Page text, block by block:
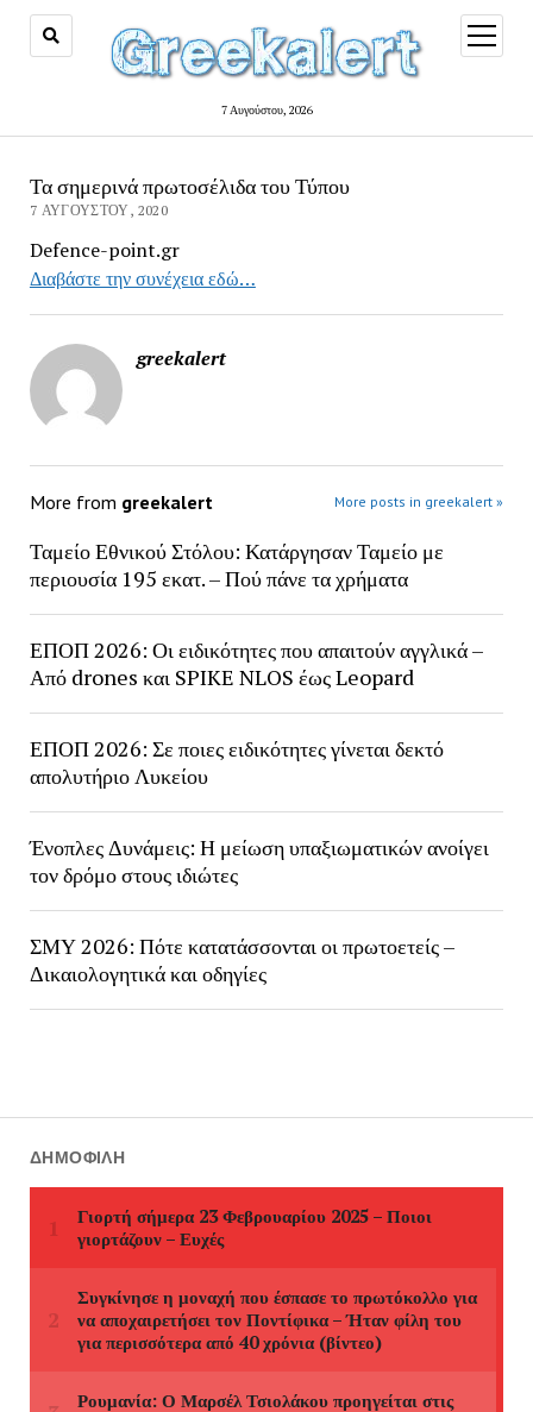
7 Αυγούστου, 2026
open
menu
Τα σημερινά πρωτοσέλιδα του Τύπου
7 ΑΥΓΟΎΣΤΟΥ, 2020
Defence-point.gr
Διαβάστε την συνέχεια εδώ…
greekalert
More from greekalert More posts in greekalert »
Ταμείο Εθνικού Στόλου: Κατάργησαν Ταμείο με
περιουσία 195 εκατ. – Πού πάνε τα χρήματα
ΕΠΟΠ 2026: Οι ειδικότητες που απαιτούν αγγλικά –
Από drones και SPIKE NLOS έως Leopard
ΕΠΟΠ 2026: Σε ποιες ειδικότητες γίνεται δεκτό
απολυτήριο Λυκείου
Ένοπλες Δυνάμεις: Η μείωση υπαξιωματικών ανοίγει
τον δρόμο στους ιδιώτες
ΣΜΥ 2026: Πότε κατατάσσονται οι πρωτοετείς –
Δικαιολογητικά και οδηγίες
ΔΗΜΟΦΙΛΉ